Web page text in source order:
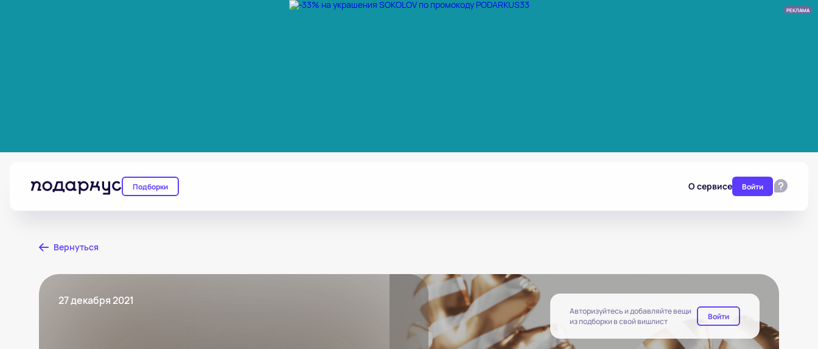
РЕКЛАМА
Подборки О сервисе Войти
Вернуться
27 декабря 2021
Авторизуйтесь и добавляйте вещи
из подборки в свой вишлист
Войти